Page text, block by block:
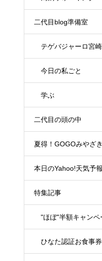
二代目blog準備室
テゲバジャーロ宮崎
今日の私ごと
学ぶ
二代目の頭の中
夏得！GOGOみやざ
本日のYahoo!天気予
特集記事
"ほぼ"半額キャンペ
ひなた認証お食事券